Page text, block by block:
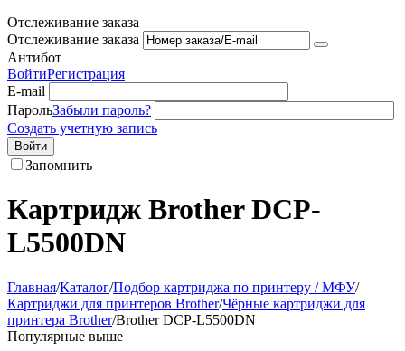
Отслеживание заказа
Отслеживание заказа
Антибот
ВойтиРегистрация
E-mail
ПарольЗабыли пароль?
Создать учетную запись
Войти
Запомнить
Картридж Brother DCP-
L5500DN
Главная/Каталог/Подбор картриджа по принтеру / МФУ/
Картриджи для принтеров Brother/Чёрные картриджи для
принтера Brother/Brother DCP-L5500DN
Популярные выше